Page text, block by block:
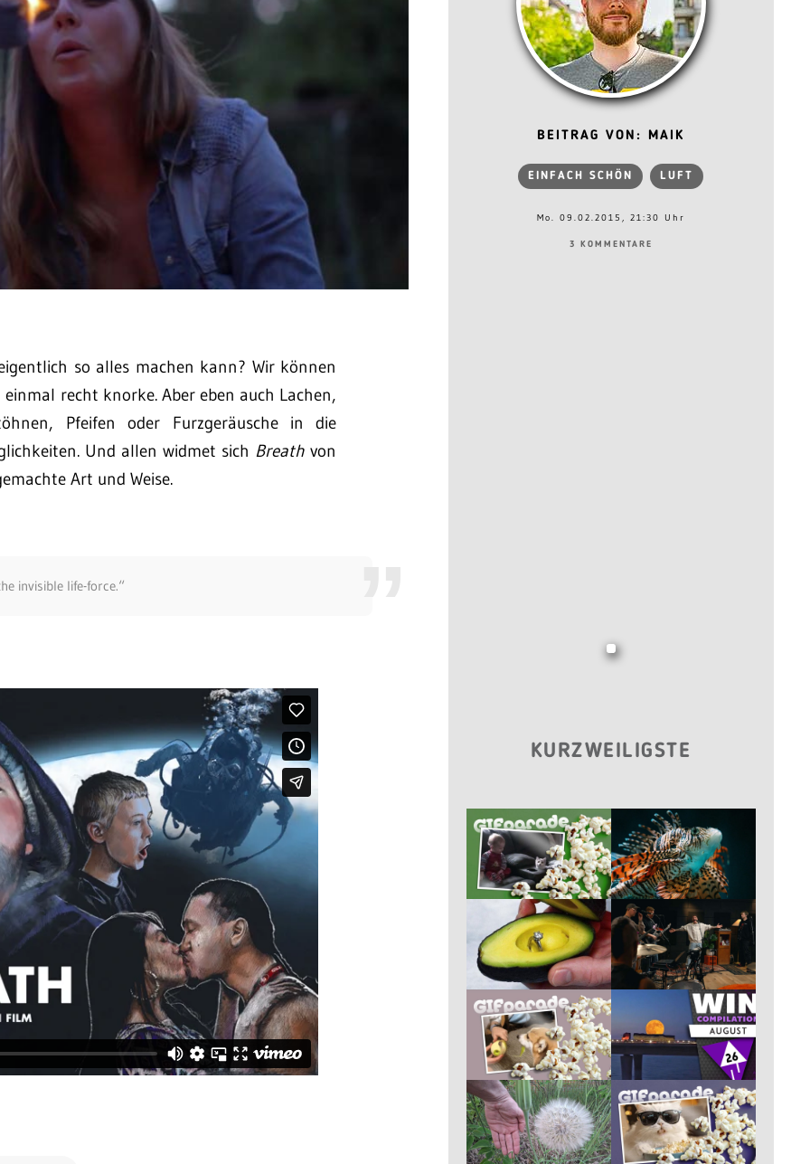
so alles machen kann? Wir können
recht knorke. Aber eben auch Lachen,
Pfeifen oder Furzgeräusche in die
Und allen widmet sich Breath von
Art und Weise.
invisible life-force.“
BEITRAG VON: MAIK
EINFACH SCHÖN LUFT
Mo. 09.02.2015, 21:30 Uhr
3 KOMMENTARE
KURZWEILIGSTE